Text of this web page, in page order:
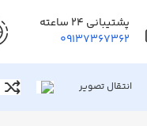
پشتیبانی 24 ساعته
09137367362
انتقال تصویر